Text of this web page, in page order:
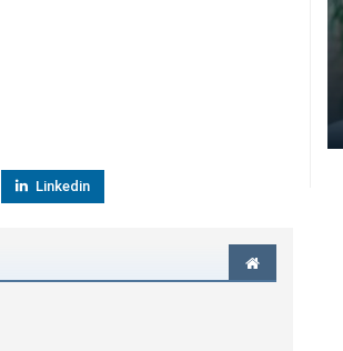
Linkedin